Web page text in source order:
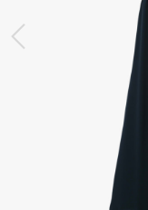
前の画像